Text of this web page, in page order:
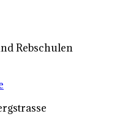
Rebschulen